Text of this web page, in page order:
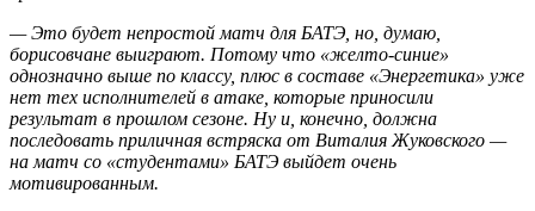
— Это будет непростой матч для БАТЭ, но, думаю,
борисовчане выиграют. Потому что «желто-синие»
однозначно выше по классу, плюс в составе «Энергетика» уже
нет тех исполнителей в атаке, которые приносили
результат в прошлом сезоне. Ну и, конечно, должна
последовать приличная встряска от Виталия Жуковского —
на матч со «студентами» БАТЭ выйдет очень
мотивированным.